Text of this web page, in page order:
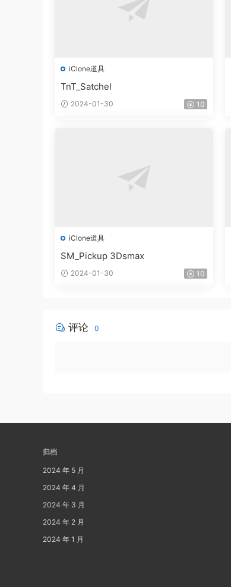
iClone道具
TnT_Satchel
2024-01-30 10
iClone道具
SM_Pickup 3Dsmax
2024-01-30 10
评论 0
归档
2024 年 5 月
2024 年 4 月
2024 年 3 月
2024 年 2 月
2024 年 1 月